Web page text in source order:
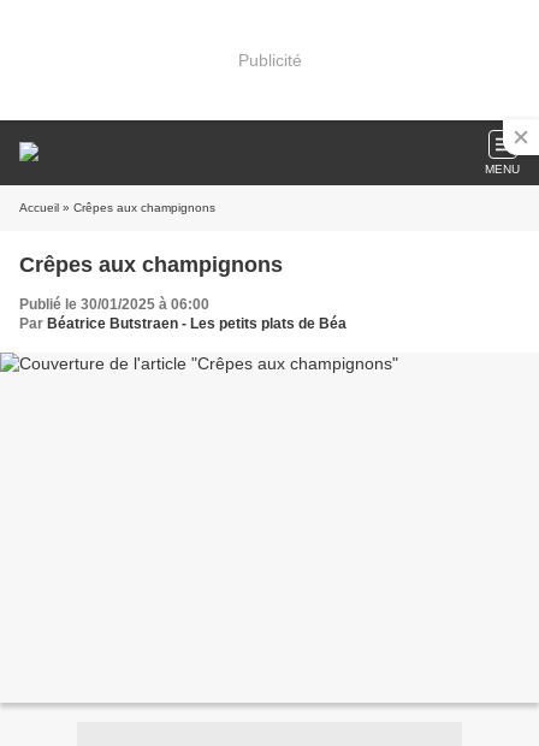
Publicité
MENU
Accueil » Crêpes aux champignons
Crêpes aux champignons
Publié le 30/01/2025 à 06:00
Par Béatrice Butstraen - Les petits plats de Béa